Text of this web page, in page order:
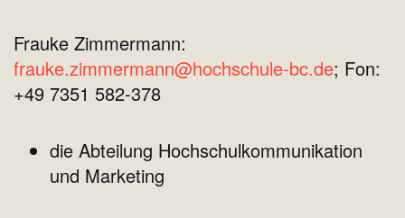
Frauke Zimmermann:
frauke.zimmermann@hochschule-bc.de; Fon:
+49 7351 582-378
die Abteilung Hochschulkommunikation
und Marketing